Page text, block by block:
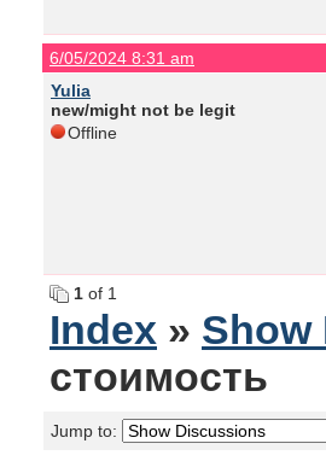
6/05/2024 8:31 am
Yulia
new/might not be legit
Offline
1 of 1
Index » Show
стоимость
Jump to: